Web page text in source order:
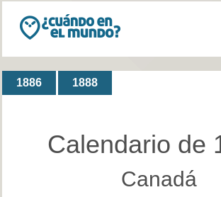
1886 1888
Calendario de
Canadá